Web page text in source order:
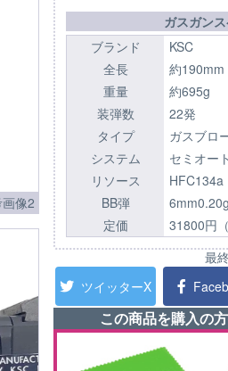
ガスガン
ブランド
KSC
全長
約190mm
重量
約695g
装弾数
22発
タイプ
ガスブロ
システム
セミオート
リソース
HFC134a
BB弾
定価
31800円
最
ツイッターX
この商品を購入の
像2